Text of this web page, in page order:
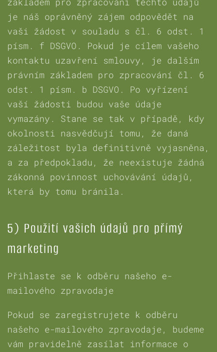
je náš oprávněný zájem odpovědět na
vaši žádost v souladu s čl. 6 odst. 1
písm. f DSGVO. Pokud je cílem vašeho
kontaktu uzavření smlouvy, je dalším
právním základem pro zpracování čl. 6
odst. 1 písm. b DSGVO. Po vyřízení
vaší žádosti budou vaše údaje
vymazány. Stane se tak v případě, kdy
okolnosti nasvědčují tomu, že daná
záležitost byla definitivně vyjasněna,
a za předpokladu, že neexistuje žádná
zákonná povinnost uchovávání údajů,
která by tomu bránila.
5) Použití vašich údajů pro přímý
marketing
Přihlaste se k odběru našeho e-
mailového zpravodaje
Pokud se zaregistrujete k odběru
našeho e-mailového zpravodaje, budeme
vám pravidelně zasílat informace o